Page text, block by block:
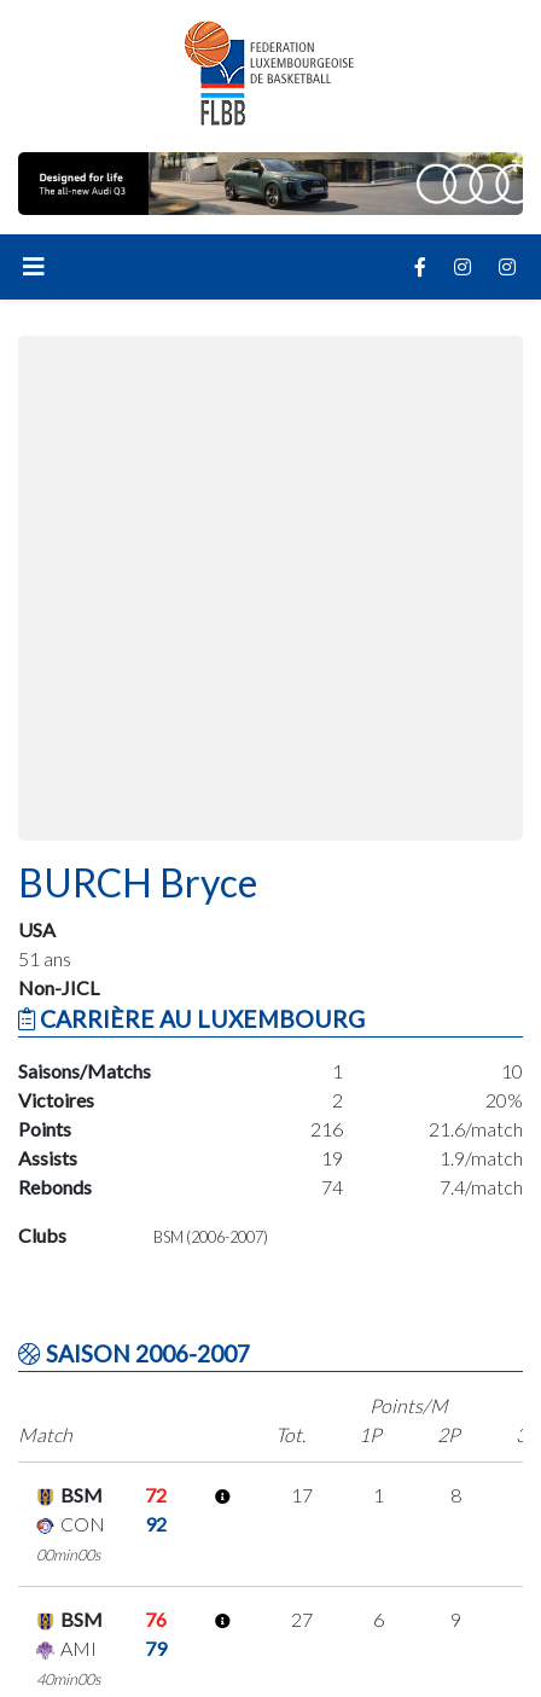
BURCH Bryce
USA
51 ans
Non-JICL
CARRIÈRE AU LUXEMBOURG
Saisons/Matchs 1
10
Victoires
2
20%
Points
216
21.6/match
Assists
19
1.9/match
Rebonds
74 7.4/match
Clubs BSM (2006-2007)
SAISON 2006-2007
Match
Points/M
Tot.
1P 2P 3P
BSM
72
CON
92
00min00s
17 1 8
BSM
76
AMI
79
40min00s
27 6 9